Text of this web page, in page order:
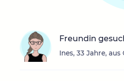
Freundin
Ines, 33 Jahre, aus